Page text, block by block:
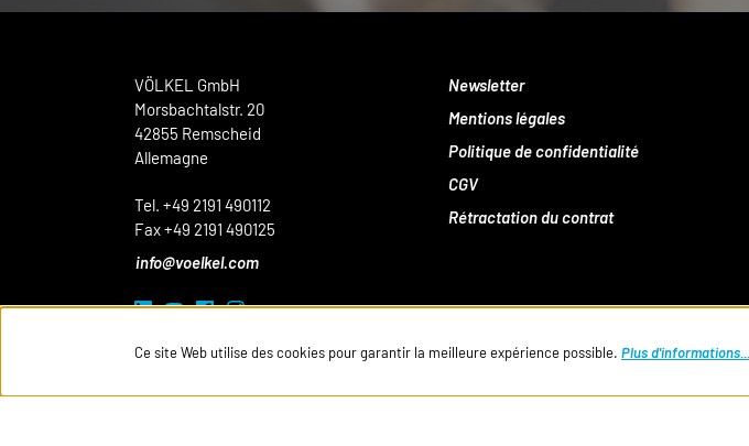
VÖLKEL GmbH
Morsbachtalstr. 20
42855 Remscheid
Allemagne
Tel. +49 2191 490112
Fax +49 2191 490125
info@voelkel.com
Newsletter
Mentions légales
Politique de confidentialité
CGV
Rétractation du contrat
Ce site Web utilise des cookies pour garantir la meilleure expérience possible. Plus d'informations...